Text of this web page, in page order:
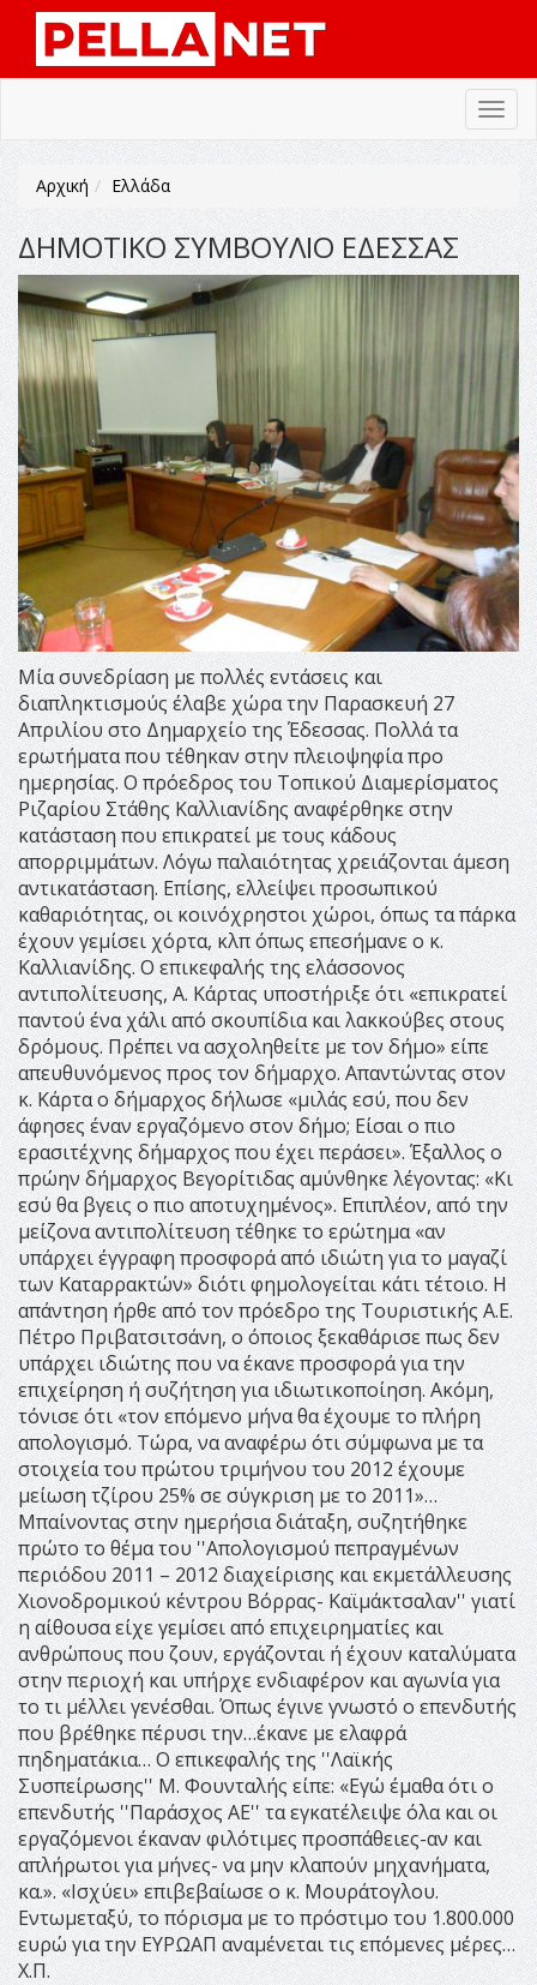
Αρχική Ελλάδα
ΔΗΜΟΤΙΚΟ ΣΥΜΒΟΥΛΙΟ ΕΔΕΣΣΑΣ
Μία συνεδρίαση με πολλές εντάσεις και
διαπληκτισμούς έλαβε χώρα την Παρασκευή 27
Απριλίου στο Δημαρχείο της Έδεσσας.Πολλά τα
ερωτήματα που τέθηκαν στην πλειοψηφία προ
ημερησίας. Ο πρόεδρος του Τοπικού Διαμερίσματος
Ριζαρίου Στάθης Καλλιανίδης αναφέρθηκε στην
κατάσταση που επικρατεί με τους κάδους
απορριμμάτων. Λόγω παλαιότητας χρειάζονται άμεση
αντικατάσταση. Επίσης, ελλείψει προσωπικού
καθαριότητας, οι κοινόχρηστοι χώροι, όπως τα πάρκα
έχουν γεμίσει χόρτα, κλπ όπως επεσήμανε ο κ.
Καλλιανίδης. Ο επικεφαλής της ελάσσονος
αντιπολίτευσης, Α. Κάρτας υποστήριξε ότι «επικρατεί
παντού ένα χάλι από σκουπίδια και λακκούβες στους
δρόμους. Πρέπει να ασχοληθείτε με τον δήμο» είπε
απευθυνόμενος προς τον δήμαρχο. Απαντώντας στον
κ. Κάρτα ο δήμαρχος δήλωσε «μιλάς εσύ, που δεν
άφησες έναν εργαζόμενο στον δήμο; Είσαι ο πιο
ερασιτέχνης δήμαρχος που έχει περάσει». Έξαλλος ο
πρώην δήμαρχος Βεγορίτιδας αμύνθηκε λέγοντας: «Κι
εσύ θα βγεις ο πιο αποτυχημένος». Επιπλέον, από την
μείζονα αντιπολίτευση τέθηκε το ερώτημα «αν
υπάρχει έγγραφη προσφορά από ιδιώτη για το μαγαζί
των Καταρρακτών» διότι φημολογείται κάτι τέτοιο. Η
απάντηση ήρθε από τον πρόεδρο της Τουριστικής Α.Ε.
Πέτρο Πριβατσιτσάνη, ο όποιος ξεκαθάρισε πως δεν
υπάρχει ιδιώτης που να έκανε προσφορά για την
επιχείρηση ή συζήτηση για ιδιωτικοποίηση. Ακόμη,
τόνισε ότι «τον επόμενο μήνα θα έχουμε το πλήρη
απολογισμό. Τώρα, να αναφέρω ότι σύμφωνα με τα
στοιχεία του πρώτου τριμήνου του 2012 έχουμε
μείωση τζίρου 25% σε σύγκριση με το 2011»…
Μπαίνοντας στην ημερήσια διάταξη, συζητήθηκε
πρώτο το θέμα του ''Απολογισμού πεπραγμένων
περιόδου 2011 – 2012 διαχείρισης και εκμετάλλευσης
Χιονοδρομικού κέντρου Βόρρας- Καϊμάκτσαλαν'' γιατί
η αίθουσα είχε γεμίσει από επιχειρηματίες και
ανθρώπους που ζουν, εργάζονται ή έχουν καταλύματα
στην περιοχή και υπήρχε ενδιαφέρον και αγωνία για
το τι μέλλει γενέσθαι. Όπως έγινε γνωστό ο επενδυτής
που βρέθηκε πέρυσι την…έκανε με ελαφρά
πηδηματάκια… Ο επικεφαλής της ''Λαϊκής
Συσπείρωσης'' Μ. Φουνταλής είπε: «Εγώ έμαθα ότι ο
επενδυτής ''Παράσχος ΑΕ'' τα εγκατέλειψε όλα και οι
εργαζόμενοι έκαναν φιλότιμες προσπάθειες-αν και
απλήρωτοι για μήνες- να μην κλαπούν μηχανήματα,
κα.». «Ισχύει» επιβεβαίωσε ο κ. Μουράτογλου.
Εντωμεταξύ, το πόρισμα με το πρόστιμο του 1.800.000
ευρώ για την ΕΥΡΩΑΠ αναμένεται τις επόμενες μέρες…
Χ.Π.